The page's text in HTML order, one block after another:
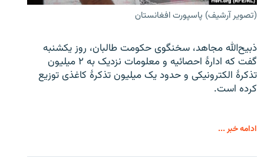
(تصویر آرشیف) پاسپورت افغانستان
ذبیح‌الله مجاهد، سخنگوی حکومت طالبان، روز یکشنبه
گفت که ادارهٔ احصائیه و معلومات نزدیک به ۲ میلیون
تذکرهٔ الکترونیکی و حدود یک میلیون تذکرهٔ کاغذی توزیع
کرده است.
ادامه خبر ...